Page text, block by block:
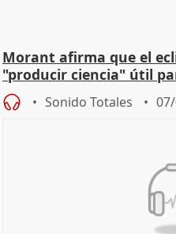
Morant afirma que el
"producir ciencia" útil
Sonido Totales